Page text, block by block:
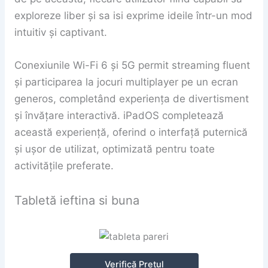
exploreze liber și sa isi exprime ideile într-un mod
intuitiv și captivant.
Conexiunile Wi-Fi 6 și 5G permit streaming fluent
și participarea la jocuri multiplayer pe un ecran
generos, completând experiența de divertisment
și învățare interactivă. iPadOS completează
această experiență, oferind o interfață puternică
și ușor de utilizat, optimizată pentru toate
activitățile preferate.
Tabletă ieftina si buna
Verifică Prețul